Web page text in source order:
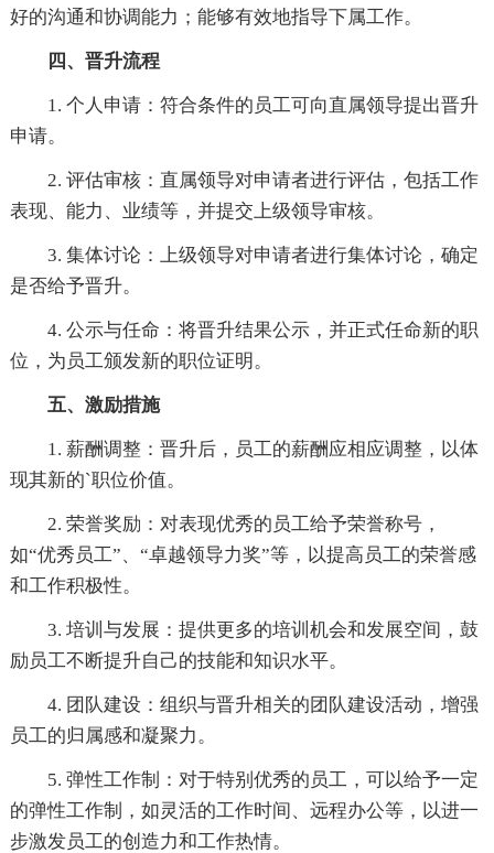
好的沟通和协调能力；能够有效地指导下属工作。
四、晋升流程
1. 个人申请：符合条件的员工可向直属领导提出晋升
申请。
2. 评估审核：直属领导对申请者进行评估，包括工作
表现、能力、业绩等，并提交上级领导审核。
3. 集体讨论：上级领导对申请者进行集体讨论，确定
是否给予晋升。
4. 公示与任命：将晋升结果公示，并正式任命新的职
位，为员工颁发新的职位证明。
五、激励措施
1. 薪酬调整：晋升后，员工的薪酬应相应调整，以体
现其新的`职位价值。
2. 荣誉奖励：对表现优秀的员工给予荣誉称号，
如“优秀员工”、“卓越领导力奖”等，以提高员工的荣誉感
和工作积极性。
3. 培训与发展：提供更多的培训机会和发展空间，鼓
励员工不断提升自己的技能和知识水平。
4. 团队建设：组织与晋升相关的团队建设活动，增强
员工的归属感和凝聚力。
5. 弹性工作制：对于特别优秀的员工，可以给予一定
的弹性工作制，如灵活的工作时间、远程办公等，以进一
步激发员工的创造力和工作热情。